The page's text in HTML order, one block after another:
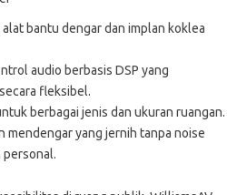
bantu dengar dan implan koklea
audio berbasis DSP yang
fleksibel.
berbagai jenis dan ukuran ruangan.
mendengar yang jernih tanpa noise
personal.